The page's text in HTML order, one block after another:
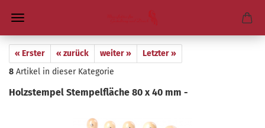
« Erster « zurück weiter »
Letzter »
8 Artikel in dieser Kategorie
Holz­stem­pel Stem­pel­flä­che 80 x 40 mm -